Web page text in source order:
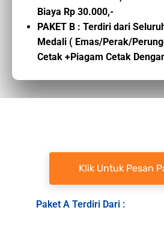
Biaya Rp 30.000,-
PAKET B : Terdiri dari
Medali ( Emas/Perak/
Cetak +Piagam Cetak
Klik Untuk Pesan
Paket A Terdiri Dari :